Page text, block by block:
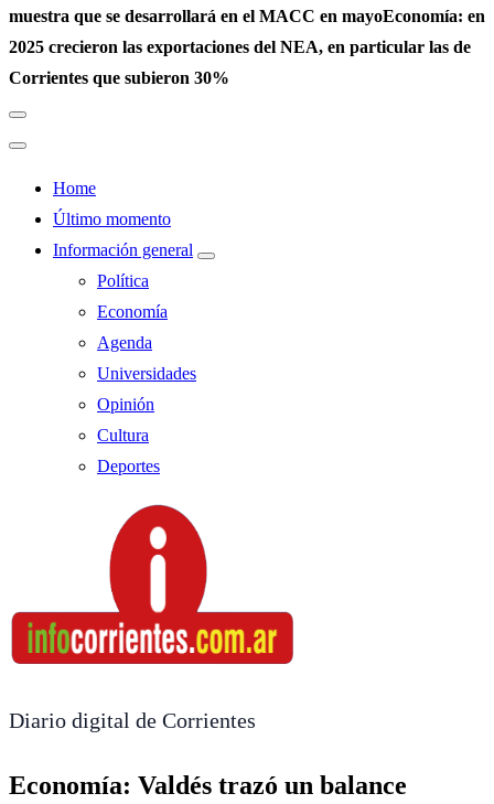
muestra que se desarrollará en el MACC en mayoEconomía: en
2025 crecieron las exportaciones del NEA, en particular las de
Corrientes que subieron 30%
Home
Último momento
Información general
Política
Economía
Agenda
Universidades
Opinión
Cultura
Deportes
Diario digital de Corrientes
Economía: Valdés trazó un balance